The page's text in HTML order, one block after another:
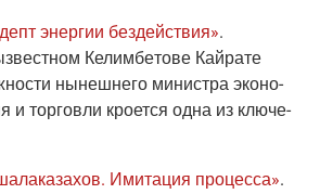
энер­гии без­дей­ствия».
Келим­бе­то­ве Кай­ра­те
нынеш­не­го мини­стра эко­но­
и тор­гов­ли кро­ет­ся одна из клю­че­
Ими­та­ция про­цес­са».